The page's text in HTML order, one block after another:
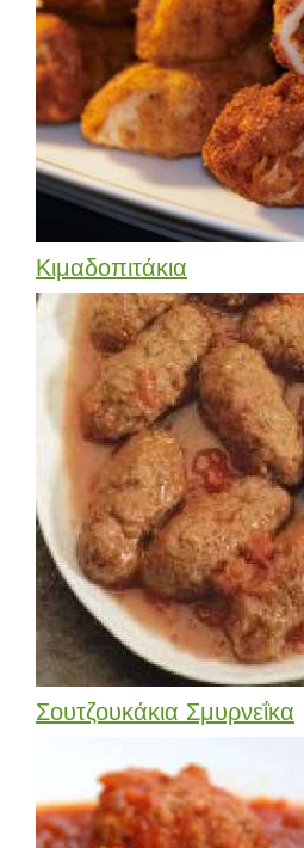
Κιμαδοπιτάκια
Σουτζουκάκια Σμυρνεΐκα